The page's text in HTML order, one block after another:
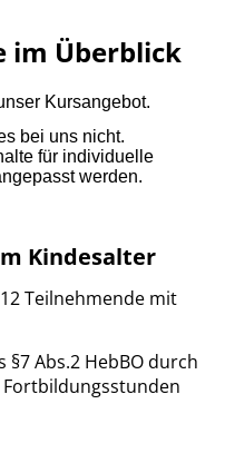
im Überblick
Kursangebot.
bei uns nicht.
für individuelle
werden.
Kindesalter
Teilnehmende mit
Abs.2 HebBO durch